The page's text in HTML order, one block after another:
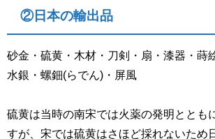
②日本の輸出品
砂金・硫黄・木材・刀剣・扇・漆器・ 蒔
水銀・ 螺鈿(らでん)・屏風
硫黄は当時の南宋では火薬の発明ととも
すが、宋では硫黄はさほど採れないため